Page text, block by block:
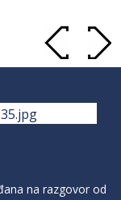
na razgovor od